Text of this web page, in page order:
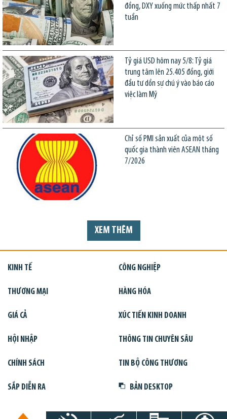
đồng, DXY xuống mức thấp nhất 7
tuần
Tỷ giá USD hôm nay 5/8: Tỷ giá
trung tâm lên 25.405 đồng, giới
đầu tư dồn sự chú ý vào báo cáo
việc làm Mỹ
Chỉ số PMI sản xuất của một số
quốc gia thành viên ASEAN tháng
7/2026
XEM THÊM
KINH TẾ CÔNG NGHIỆP
THƯƠNG MẠI HÀNG HÓA
GIÁ CẢ XÚC TIẾN KINH DOANH
HỘI NHẬP THÔNG TIN CHUYÊN SÂU
CHÍNH SÁCH TIN BỘ CÔNG THƯƠNG
SẮP DIỄN RA BẢN DESKTOP